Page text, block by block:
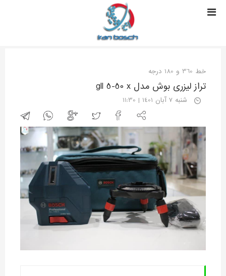
خط 360 و 180 درجه
تراز لیزری بوش مدل gll 5-50 x
شنبه 7 آبان 1401 | 11:30